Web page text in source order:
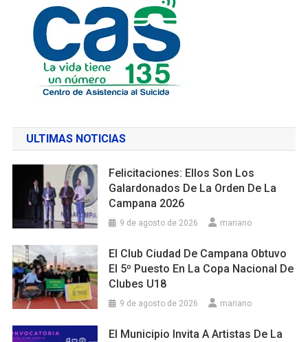
ULTIMAS NOTICIAS
Felicitaciones: Ellos Son Los
Galardonados De La Orden De La
Campana 2026
9 de agosto de 2026 mariano
El Club Ciudad De Campana Obtuvo
El 5º Puesto En La Copa Nacional De
Clubes U18
9 de agosto de 2026 mariano
El Municipio Invita A Artistas De La